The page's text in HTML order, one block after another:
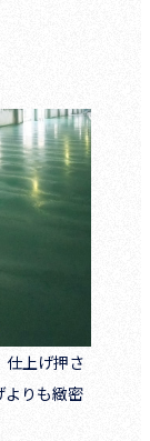
仕上げ押さ
よりも緻密